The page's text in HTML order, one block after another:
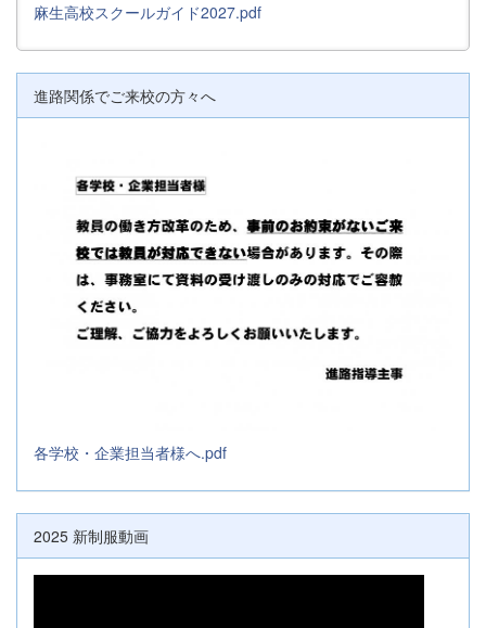
麻生高校スクールガイド2027.pdf
進路関係でご来校の方々へ
各学校・企業担当者様へ.pdf
2025 新制服動画